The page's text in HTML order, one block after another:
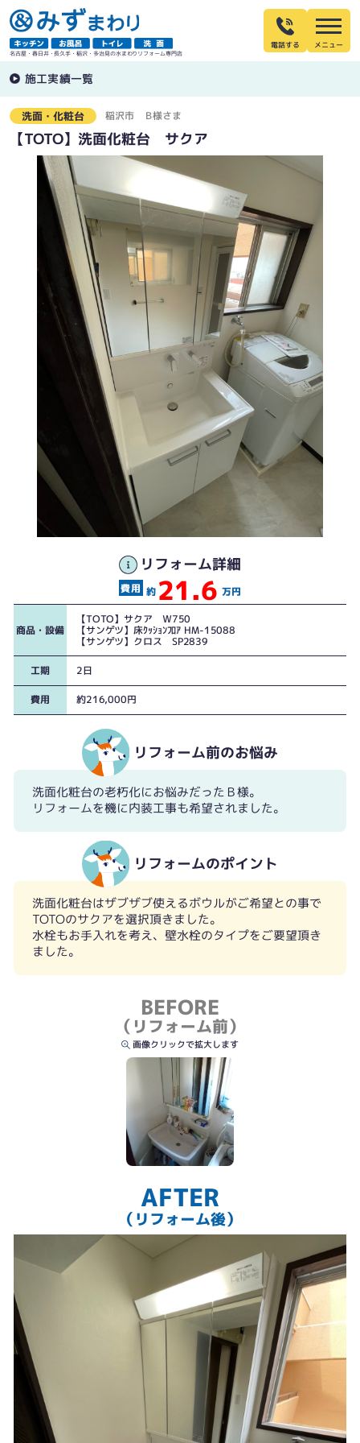
名古屋・春日井・長久手・稲沢・多治見の水まわりリフォーム専門店
電話する
施工実績一覧
洗面・化粧台 稲沢市 Ｂ様さま
【TOTO】洗面化粧台 サクア
リフォーム詳細
約 21.6 万円
商品・設備
【TOTO】サクア Ｗ750
【サンゲツ】床ｸｯｼｮﾝﾌﾛｱ HM-15088
【サンゲツ】クロス SP2839
工期 2日
費用 約216,000円
リフォーム前のお悩み
洗面化粧台の老朽化にお悩みだったＢ様。
リフォームを機に内装工事も希望されました。
リフォームのポイント
洗面化粧台はザブザブ使えるボウルがご希望との事で
TOTOのサクアを選択頂きました。
水栓もお手入れを考え、壁水栓のタイプをご要望頂き
ました。
BEFORE
（リフォーム前）
画像クリックで拡大します
AFTER
（リフォーム後）